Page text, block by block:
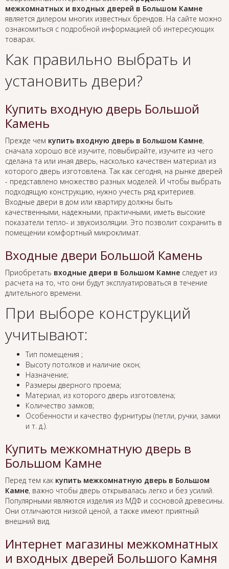
межкомнатных и входных дверей в Большом Камне
является дилером многих известных брендов. На сайте можно
ознакомиться с подробной информацией об интересующих
товарах.
Как правильно выбрать и
установить двери?
Купить входную дверь Большой
Камень
Прежде чем купить входную дверь в Большом Камне,
сначала хорошо всё изучите, повыбирайте, изучите из чего
сделана та или иная дверь, насколько качествен материал из
которого дверь изготовлена. Так как сегодня, на рынке дверей
- представлено множество разных моделей. И чтобы выбрать
подходящую конструкцию, нужно учесть ряд критериев.
Входные двери в дом или квартиру должны быть
качественными, надежными, практичными, иметь высокие
показатели тепло- и звукоизоляции. Это позволит сохранить в
помещении комфортный микроклимат.
Входные двери Большой Камень
Приобретать входные двери в Большом Камне следует из
расчета на то, что они будут эксплуатироваться в течение
длительного времени.
При выборе конструкций
учитывают:
Тип помещения ;
Высоту потолков и наличие окон;
Назначение;
Размеры дверного проема;
Материал, из которого дверь изготовлена;
Количество замков;
Особенности и качество фурнитуры (петли, ручки, замки
и т. д.).
Купить межкомнатную дверь в
Большом Камне
Перед тем как купить межкомнатную дверь в Большом
Камне, важно чтобы дверь открывалась легко и без усилий.
Популярными являются изделия из МДФ и сосновой древесины.
Они отличаются низкой ценой, а также имеют приятный
внешний вид.
Интернет магазины межкомнатных
и входных дверей Большого Камня